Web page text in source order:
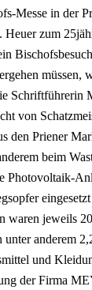
Messe in der
Heuer zum
müssen,
Schriftführerin
von
den Priener
beim
Photovoltaik-
waren jeweils
anderem
und
der Firma